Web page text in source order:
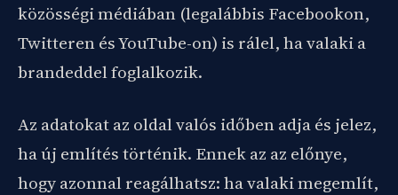
közösségi médiában (legalábbis Facebookon,
Twitteren és YouTube-on) is rálel, ha valaki a
brandeddel foglalkozik.
Az adatokat az oldal valós időben adja és jelez,
ha új említés történik. Ennek az az előnye,
hogy azonnal reagálhatsz: ha valaki megemlít,